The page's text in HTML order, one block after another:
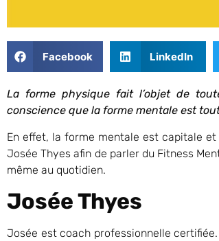
Facebook LinkedIn
La forme physique fait l’objet de
conscience que la forme mentale est
En effet, la forme mentale est capitale
Josée Thyes afin de parler du Fitness
même au quotidien.
Josée Thyes
Josée est coach professionnelle